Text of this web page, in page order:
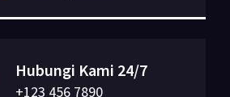
Hubungi Kami 24/7
+123 456 7890